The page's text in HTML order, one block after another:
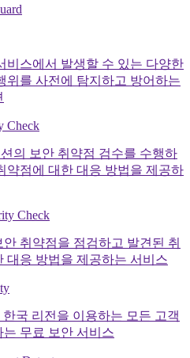
비스에서 발생할 수 있는 다양한
위를 사전에 탐지하고 방어하는
Check
의 보안 취약점 검수를 수행하
약점에 대한 대응 방법을 제공하
Check
취약점을 점검하고 발견된 취
대응 방법을 제공하는 서비스
한국 리전을 이용하는 모든 고객
는 무료 보안 서비스